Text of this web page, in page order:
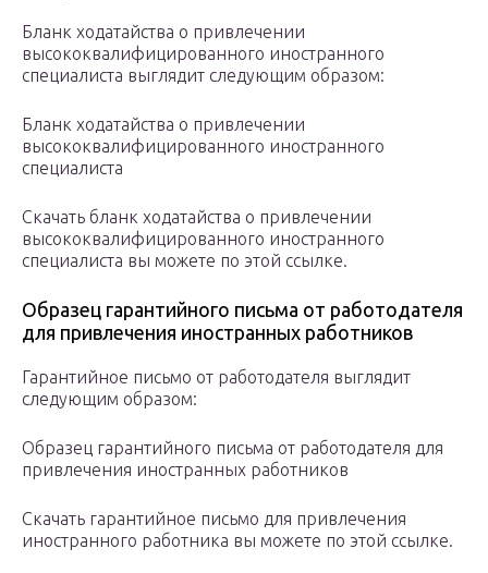
Бланк ходатайства о привлечении
высококвалифицированного иностранного
специалиста выглядит следующим образом:
Бланк ходатайства о привлечении
высококвалифицированного иностранного
специалиста
Скачать бланк ходатайства о привлечении
высококвалифицированного иностранного
специалиста вы можете по этой ссылке.
Образец гарантийного письма от работодателя
для привлечения иностранных работников
Гарантийное письмо от работодателя выглядит
следующим образом:
Образец гарантийного письма от работодателя для
привлечения иностранных работников
Скачать гарантийное письмо для привлечения
иностранного работника вы можете по этой ссылке.